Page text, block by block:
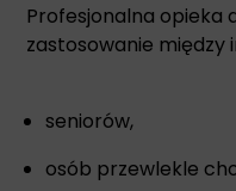
Profesjonalna opieka
zastosowanie między
seniorów,
osób przewlekle